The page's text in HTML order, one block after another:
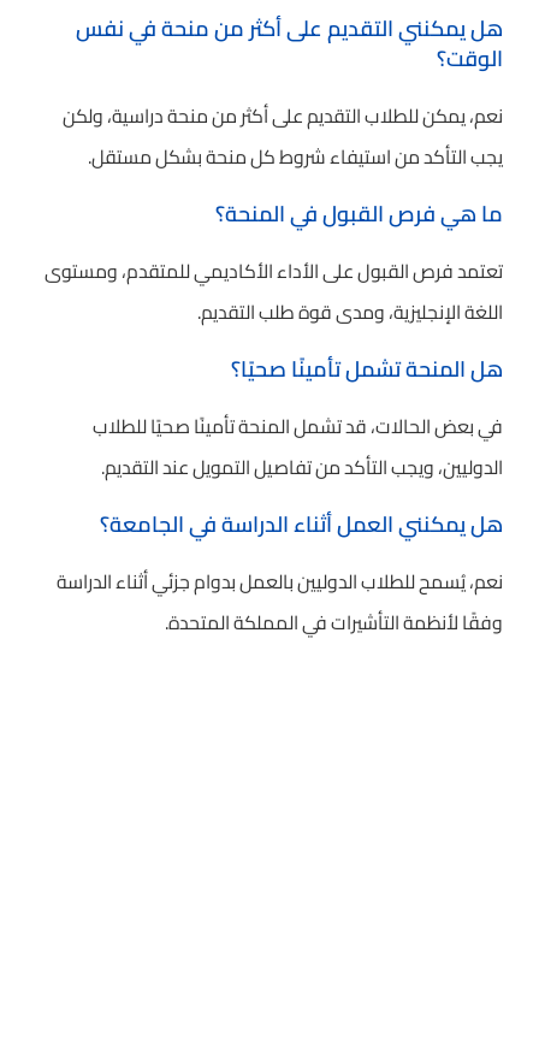
هل يمكنني التقديم على أكثر من منحة في نفس
الوقت؟
نعم، يمكن للطلاب التقديم على أكثر من منحة دراسية، ولكن
يجب التأكد من استيفاء شروط كل منحة بشكل مستقل.
ما هي فرص القبول في المنحة؟
تعتمد فرص القبول على الأداء الأكاديمي للمتقدم، ومستوى
اللغة الإنجليزية، ومدى قوة طلب التقديم.
هل المنحة تشمل تأمينًا صحيًا؟
في بعض الحالات، قد تشمل المنحة تأمينًا صحيًا للطلاب
الدوليين، ويجب التأكد من تفاصيل التمويل عند التقديم.
هل يمكنني العمل أثناء الدراسة في الجامعة؟
نعم، يُسمح للطلاب الدوليين بالعمل بدوام جزئي أثناء الدراسة
وفقًا لأنظمة التأشيرات في المملكة المتحدة.